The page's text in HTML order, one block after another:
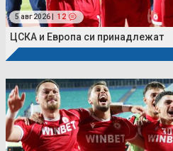
5 авг 2026 | 12
ЦСКА и Европа си принадлежат